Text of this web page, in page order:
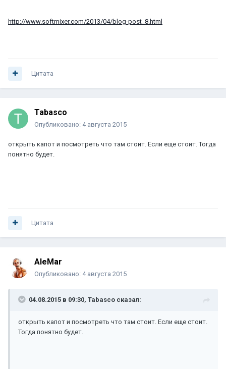
http://www.softmixer.com/2013/04/blog-post_8.html
Цитата
Tabasco
Опубликовано: 4 августа 2015
открыть капот и посмотреть что там стоит. Если еще стоит. Тогда
понятно будет.
Цитата
AleMar
Опубликовано: 4 августа 2015
04.08.2015 в 09:30, Tabasco сказал:
открыть капот и посмотреть что там стоит. Если еще стоит.
Тогда понятно будет.